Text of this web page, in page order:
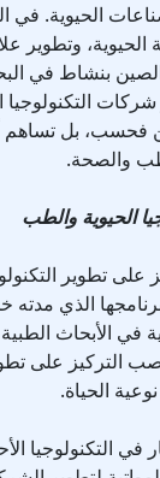
الحيوية. في
وتطوير
بنشاط في
التكنولوجيا
بل تساهم
والصحة.
تطوير
الذي
الأبحاث الطبية
التركيز على
الحياة.
التكنولوجيا